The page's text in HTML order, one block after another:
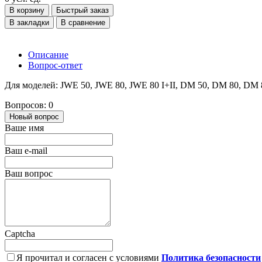
В корзину
Быстрый заказ
В закладки
В сравнение
Описание
Вопрос-ответ
Для моделей: JWE 50, JWE 80, JWE 80 I+II, DM 50, DM 80, DM
Вопросов: 0
Новый вопрос
Ваше имя
Ваш e-mail
Ваш вопрос
Captcha
Я прочитал и согласен с условиями Политика безопасности